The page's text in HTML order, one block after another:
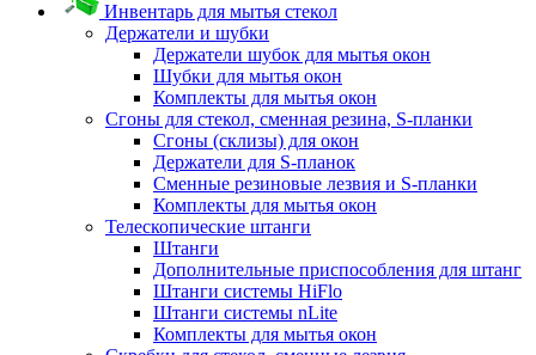
Инвентарь для мытья стекол
Держатели и шубки
Держатели шубок для мытья окон
Шубки для мытья окон
Комплекты для мытья окон
Сгоны для стекол, сменная резина, S-планки
Сгоны (склизы) для окон
Держатели для S-планок
Сменные резиновые лезвия и S-планки
Комплекты для мытья окон
Телескопические штанги
Штанги
Дополнительные приспособления для штанг
Штанги системы HiFlo
Штанги системы nLite
Комплекты для мытья окон